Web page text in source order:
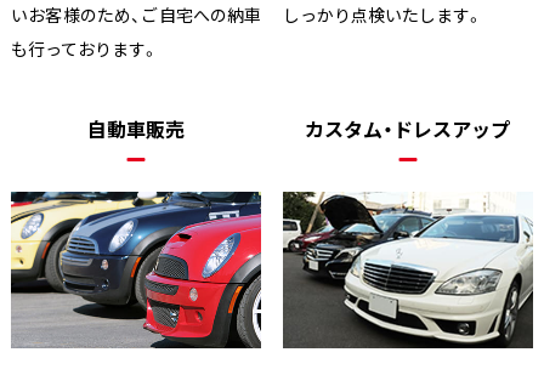
いお客様のため、ご自宅への納車
も行っております。
しっかり点検いたします。
自動車販売 カスタム・ドレスアップ